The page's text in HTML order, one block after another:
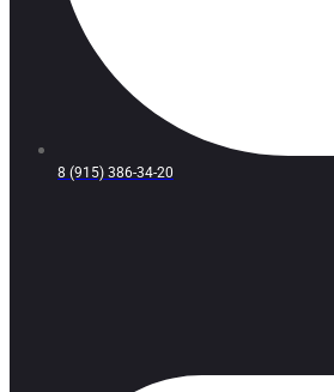
8 (915) 386-34-20